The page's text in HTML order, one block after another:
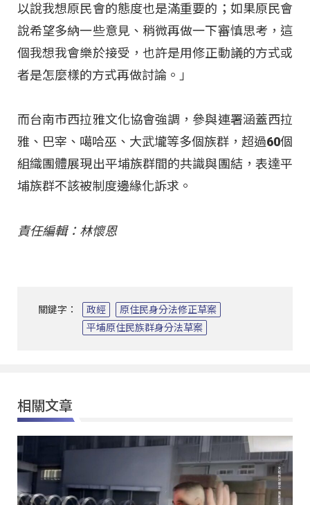
以說我想原民會的態度也是滿重要的；如果原民會
說希望多納一些意見、稍微再做一下審慎思考，這
個我想我會樂於接受，也許是用修正動議的方式或
者是怎麼樣的方式再做討論。」
而台南市西拉雅文化協會強調，參與連署涵蓋西拉
雅、巴宰、噶哈巫、大武壠等多個族群，超過60個
組織團體展現出平埔族群間的共識與團結，表達平
埔族群不該被制度邊緣化訴求。
責任編輯：林懷恩
關鍵字： 政經
原住民身分法修正草案
平埔原住民族群身分法草案
相關文章